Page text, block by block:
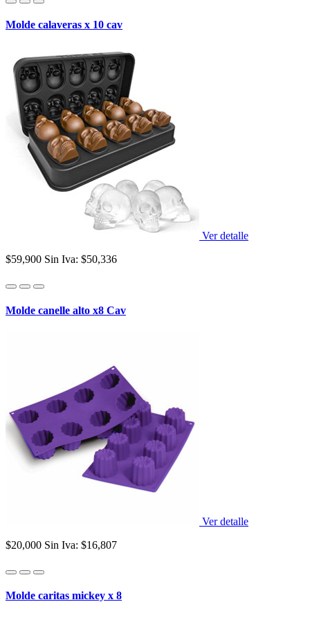
Molde calaveras x 10 cav
Ver detalle
$59,900 Sin Iva: $50,336
Molde canelle alto x8 Cav
Ver detalle
$20,000 Sin Iva: $16,807
Molde caritas mickey x 8